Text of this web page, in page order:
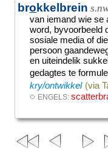
brokkelbrein
van iemand wie se
word, byvoorbeeld
sosiale media of
persoon
en uiteindelik
gedagtes te
kry/ontwikkel (via
◌ ENGELS: